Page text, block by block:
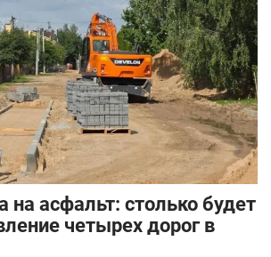
на асфальт: столько будет
четырех дорог в